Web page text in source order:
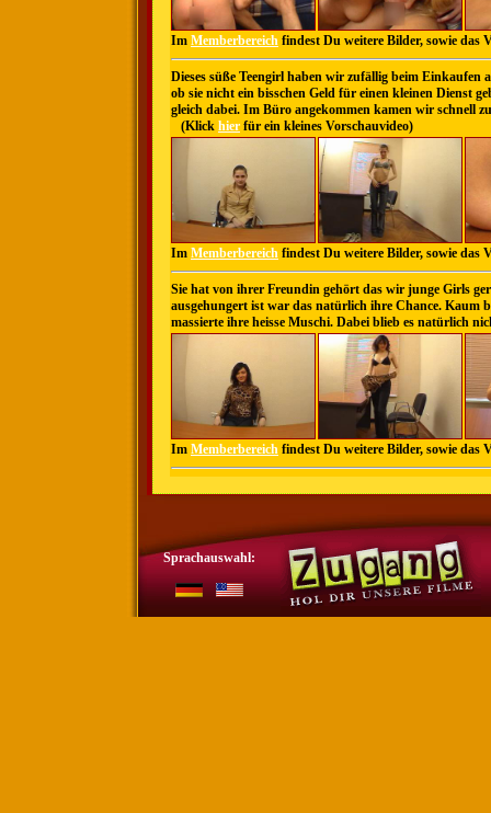
Im Memberbereich findest Du weitere Bilder, sowie das
Dieses süße Teengirl haben wir zufällig beim
ob sie nicht ein bisschen Geld für einen kleinen Dienst
gleich dabei. Im Büro angekommen kamen wir schnell
(Klick hier für ein kleines Vorschauvideo)
Im Memberbereich findest Du weitere Bilder, sowie das
Sie hat von ihrer Freundin gehört das wir junge Girls
ausgehungert ist war das natürlich ihre Chance. Kaum
massierte ihre heisse Muschi. Dabei blieb es natürlich
Im Memberbereich findest Du weitere Bilder, sowie das
Sprachauswahl: